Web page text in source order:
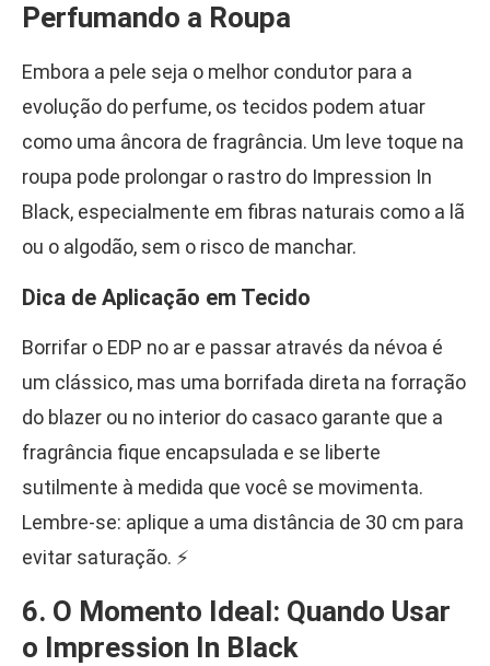
Perfumando a Roupa
Embora a pele seja o melhor condutor para a
evolução do perfume, os tecidos podem atuar
como uma âncora de fragrância. Um leve toque na
roupa pode prolongar o rastro do Impression In
Black, especialmente em fibras naturais como a lã
ou o algodão, sem o risco de manchar.
Dica de Aplicação em Tecido
Borrifar o EDP no ar e passar através da névoa é
um clássico, mas uma borrifada direta na forração
do blazer ou no interior do casaco garante que a
fragrância fique encapsulada e se liberte
sutilmente à medida que você se movimenta.
Lembre-se: aplique a uma distância de 30 cm para
evitar saturação. ⚡
6. O Momento Ideal: Quando Usar
o Impression In Black